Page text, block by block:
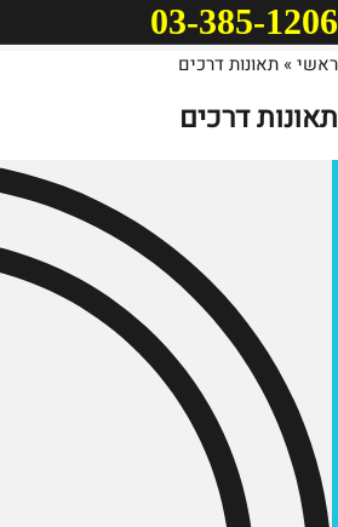
03-385-1206
ראשי» תאונות דרכים
תאונות דרכים